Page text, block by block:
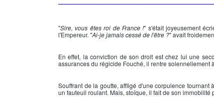
"Sire, vous êtes roi de France !" s'était joyeusement
l'Empereur. "Ai-je jamais cessé de l'être ?" avait
En effet, la conviction de son droit est chez lui une
assurances du régicide Fouché, il rentre solennellement
Souffrant de la goutte, affligé d'une corpulence tournant
un fauteuil roulant. Mais, stoïque, il fait de son immobilité